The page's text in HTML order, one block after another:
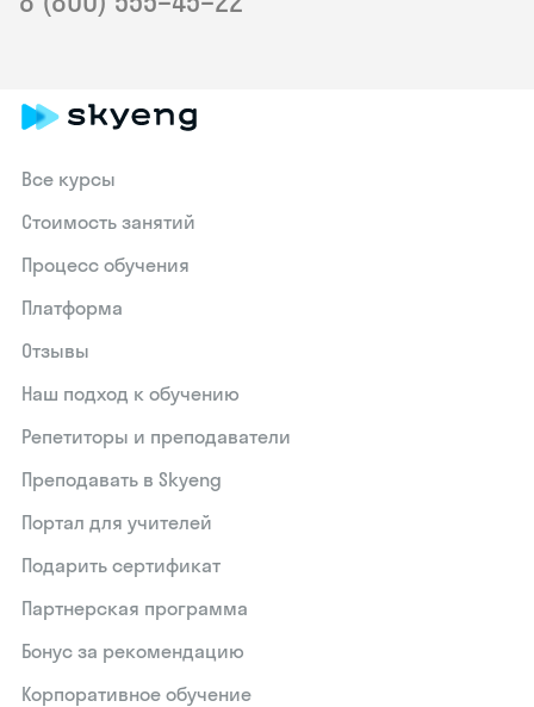
Все курсы
Стоимость занятий
Процесс обучения
Платформа
Отзывы
Наш подход к обучению
Репетиторы и преподаватели
Преподавать в Skyeng
Портал для учителей
Подарить сертификат
Партнерская программа
Бонус за рекомендацию
Корпоративное обучение